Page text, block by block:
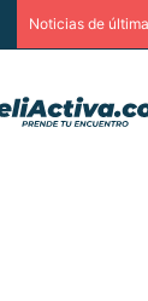
Noticias de